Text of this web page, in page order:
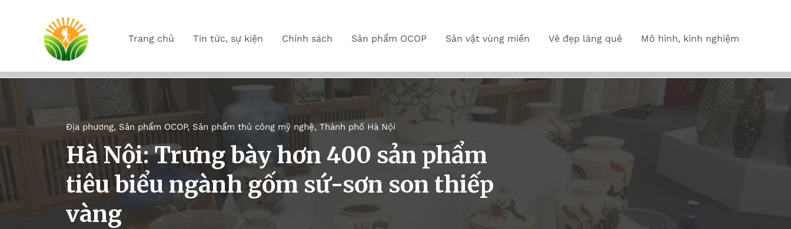
Trang chủ Tin tức, sự kiện Chính sách Sản phẩm OCOP Sản vật vùng miền Vẻ đẹp làng quê Mô hình, kinh nghiệm
Địa phương, Sản phẩm OCOP, Sản phẩm thủ công mỹ nghệ, Thành phố Hà Nội
Hà Nội: Trưng bày hơn 400 sản phẩm
tiêu biểu ngành gốm sứ-sơn son thiếp
vàng